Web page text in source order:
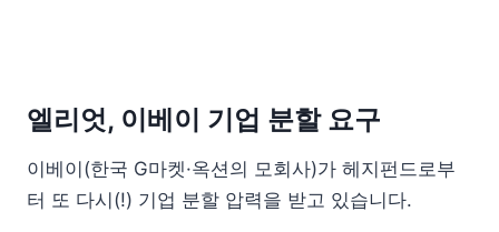
엘리엇, 이베이 기업 분할 요구
이베이(한국 G마켓·옥션의 모회사)가 헤지펀드로부
터 또 다시(!) 기업 분할 압력을 받고 있습니다.